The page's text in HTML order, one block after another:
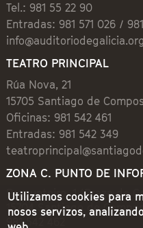
Tel.: 981 55 22 90
Entradas: 981 571 026 /
info@auditoriodegalicia.org
TEATRO PRINCIPAL
Rúa Nova, 21
15705 Santiago de
Oficinas: 981 542 461
Entradas: 981 542 349
ZONA C. PUNTO DE
Preguntoiro, 1 (Praza de
15704 Santiago de
981 542 462
Utilizamos cookies para
nosos servizos,